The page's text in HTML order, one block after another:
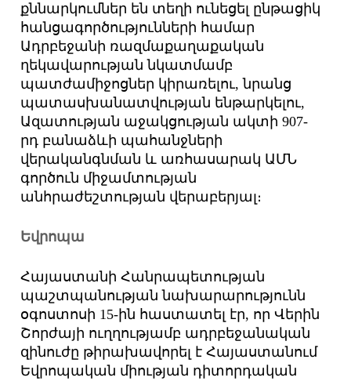
քննարկումներ են տեղի ունեցել ընթացիկ
հանցագործությունների համար
Ադրբեջանի ռազմաքաղաքական
ղեկավարության նկատմամբ
պատժամիջոցներ կիրառելու, նրանց
պատասխանատվության ենթարկելու,
Ազատության աջակցության ակտի 907-
րդ բանաձևի պահանջների
վերականգնման և առհասարակ ԱՄՆ
գործուն միջամտության
անհրաժեշտության վերաբերյալ։
Եվրոպա
Հայաստանի Հանրապետության
պաշտպանության նախարարությունն
օգոստոսի 15-ին հաստատել էր, որ Վերին
Շորժայի ուղղությամբ ադրբեջանական
զինուժը թիրախավորել է Հայաստանում
Եվրոպական միության դիտորդական